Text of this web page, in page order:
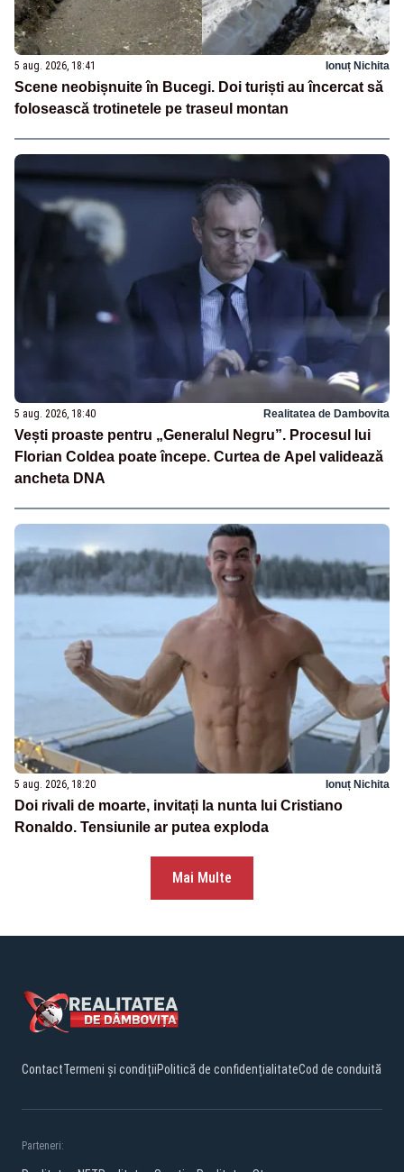
5 aug. 2026, 18:41 Ionuț Nichita
Scene neobișnuite în Bucegi. Doi turiști au încercat să
folosească trotinetele pe traseul montan
5 aug. 2026, 18:40 Realitatea de Dambovita
Vești proaste pentru „Generalul Negru”. Procesul lui
Florian Coldea poate începe. Curtea de Apel validează
ancheta DNA
5 aug. 2026, 18:20 Ionuț Nichita
Doi rivali de moarte, invitați la nunta lui Cristiano
Ronaldo. Tensiunile ar putea exploda
Mai Multe
ContactTermeni și condițiiPolitică de confidențialitateCod de conduită
Parteneri: